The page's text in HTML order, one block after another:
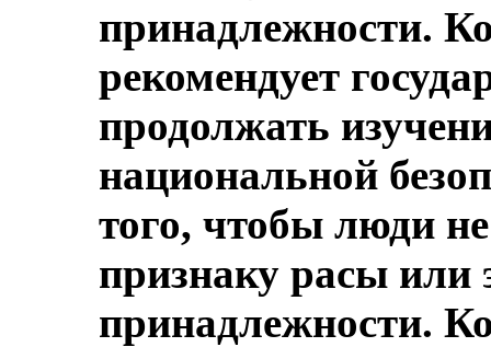
принадлежности.
рекомендует
продолжать
национальной
того, чтобы люди
признаку расы или
принадлежности.